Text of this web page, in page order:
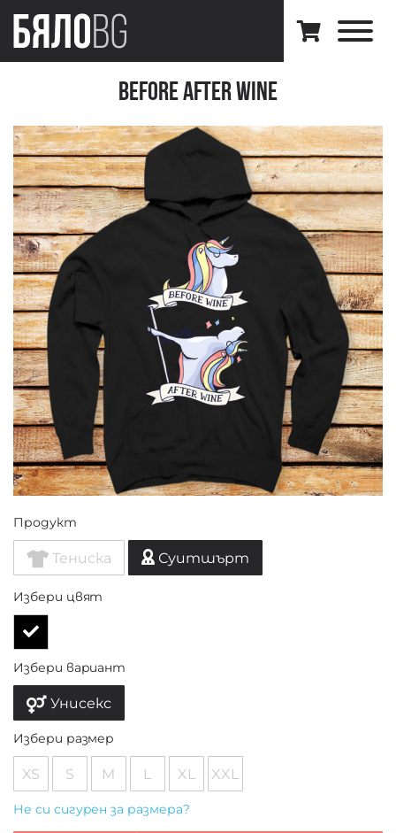
Before After Wine
Продукт
Тениска Суитшърт
Избери цвят
Избери вариант
Унисекс
Избери размер
XS S M L XL XXL
Не си сигурен за размера?